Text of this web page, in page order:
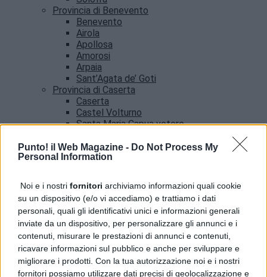
Punto! il Web Magazine - Do Not Process My
Personal Information
Noi e i nostri fornitori archiviamo informazioni quali cookie
su un dispositivo (e/o vi accediamo) e trattiamo i dati
personali, quali gli identificativi unici e informazioni generali
inviate da un dispositivo, per personalizzare gli annunci e i
contenuti, misurare le prestazioni di annunci e contenuti,
ricavare informazioni sul pubblico e anche per sviluppare e
migliorare i prodotti. Con la tua autorizzazione noi e i nostri
fornitori possiamo utilizzare dati precisi di geolocalizzazione e
Provincia di Benevento
Benevento
Airola
Apollosa
Amorosi
Arpaia
Sant’Agata de’ Goti
Provincia di Caserta
Caserta
Castel Volturno
Santa Maria Capua vetere
Salerno
Agropoli
Angri
Castellabate
News